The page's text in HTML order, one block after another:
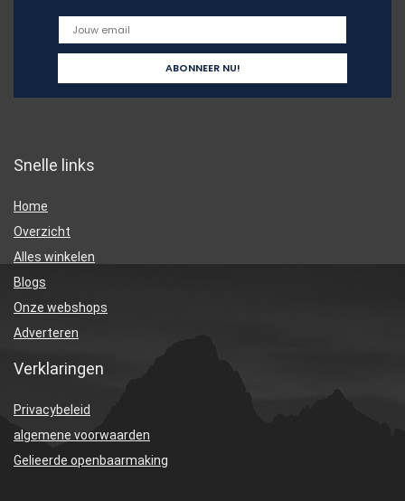
Snelle links
Home
Overzicht
Alles winkelen
Blogs
Onze webshops
Adverteren
Verklaringen
Privacybeleid
algemene voorwaarden
Gelieerde openbaarmaking